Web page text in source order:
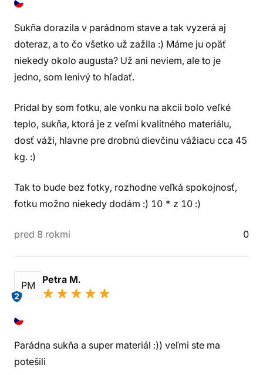
Sukňa dorazila v parádnom stave a tak vyzerá aj
doteraz, a to čo všetko už zažila :) Máme ju opäť
niekedy okolo augusta? Už ani neviem, ale to je
jedno, som lenivý to hľadať.
Pridal by som fotku, ale vonku na akcii bolo veľké
teplo, sukňa, ktorá je z veľmi kvalitného materiálu,
dosť váži, hlavne pre drobnú dievčinu vážiacu cca 45
kg. :)
Tak to bude bez fotky, rozhodne veľká spokojnosť,
fotku možno niekedy dodám :) 10 * z 10 :)
pred 8 rokmi 0
PM
2
Petra M.
Parádna sukňa a super materiál :)) veľmi ste ma
potešili